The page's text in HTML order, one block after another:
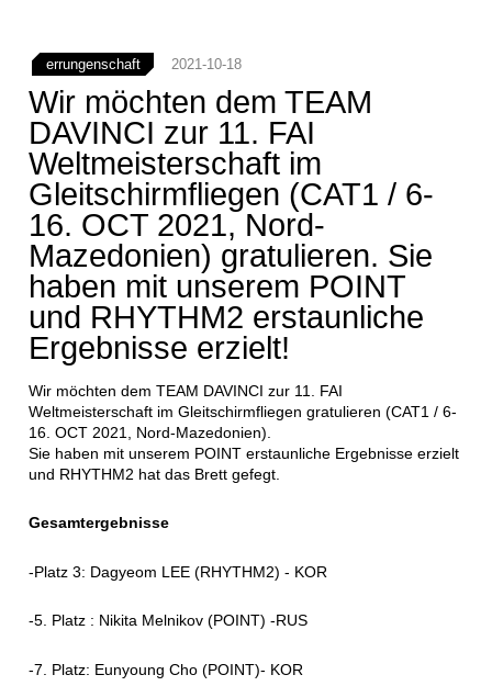
errungenschaft 2021-10-18
Wir möchten dem TEAM
DAVINCI zur 11. FAI
Weltmeisterschaft im
Gleitschirmfliegen (CAT1 / 6-
16. OCT 2021, Nord-
Mazedonien) gratulieren. Sie
haben mit unserem POINT
und RHYTHM2 erstaunliche
Ergebnisse erzielt!
Wir möchten dem TEAM DAVINCI zur 11. FAI
Weltmeisterschaft im Gleitschirmfliegen gratulieren (CAT1 / 6-
16. OCT 2021, Nord-Mazedonien).
Sie haben mit unserem POINT erstaunliche Ergebnisse erzielt
und RHYTHM2 hat das Brett gefegt.
Gesamtergebnisse
-Platz 3: Dagyeom LEE (RHYTHM2) - KOR
-5. Platz : Nikita Melnikov (POINT) -RUS
-7. Platz: Eunyoung Cho (POINT)- KOR